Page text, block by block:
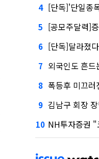
4 [단독]'단일종목레버리
5 [공모주달력]증권신
6 [단독]달라졌다는
7 외국인도 흔드는데
8 폭등후 미끄러진
9 김남구 회장 장남 김
10 NH투자증권 "코스피